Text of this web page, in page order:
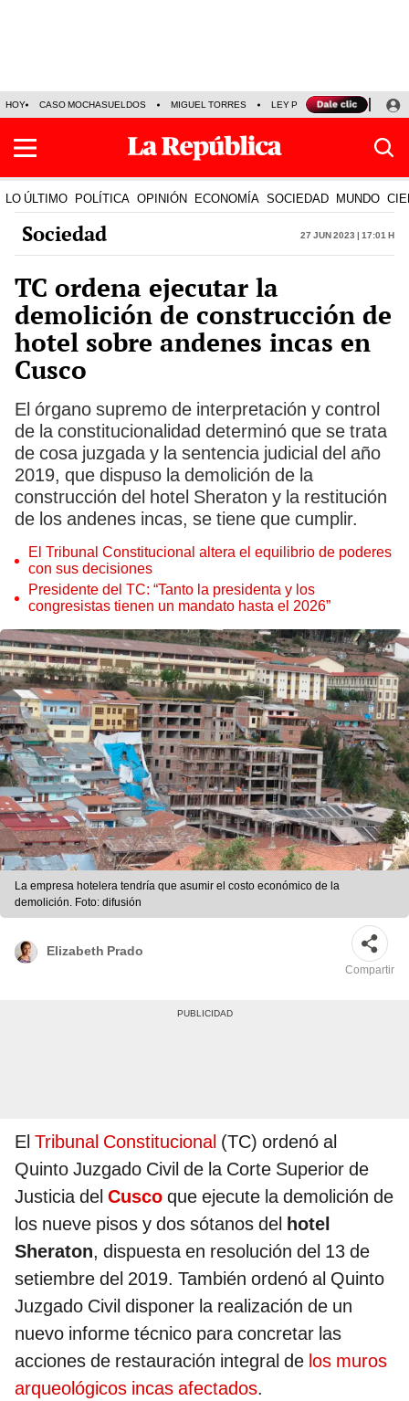
HOY CASO MOCHASUELDOS MIGUEL TORRES LEY PULPÍN PRECIO DEL
LO ÚLTIMO POLÍTICA OPINIÓN ECONOMÍA SOCIEDAD MUNDO
Sociedad 27 Jun 2023 | 17:01 h
TC ordena ejecutar la
demolición de construcción de
hotel sobre andenes incas en
Cusco
El órgano supremo de interpretación y control
de la constitucionalidad determinó que se trata
de cosa juzgada y la sentencia judicial del año
2019, que dispuso la demolición de la
construcción del hotel Sheraton y la restitución
de los andenes incas, se tiene que cumplir.
El Tribunal Constitucional altera el equilibrio de poderes
con sus decisiones
Presidente del TC: “Tanto la presidenta y los
congresistas tienen un mandato hasta el 2026”
La empresa hotelera tendría que asumir el costo económico de la
demolición. Foto: difusión
Elizabeth Prado
Compartir
El Tribunal Constitucional (TC) ordenó al
Quinto Juzgado Civil de la Corte Superior de
Justicia del Cusco que ejecute la demolición de
los nueve pisos y dos sótanos del hotel
Sheraton, dispuesta en resolución del 13 de
setiembre del 2019. También ordenó al Quinto
Juzgado Civil disponer la realización de un
nuevo informe técnico para concretar las
acciones de restauración integral de los muros
arqueológicos incas afectados.